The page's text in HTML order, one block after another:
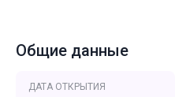
Общие данные
ДАТА ОТКРЫТИЯ